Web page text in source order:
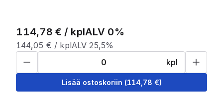
114,78 € / kplALV 0%
144,05 € / kplALV 25,5%
kpl
Lisää ostoskoriin (114,78 €)